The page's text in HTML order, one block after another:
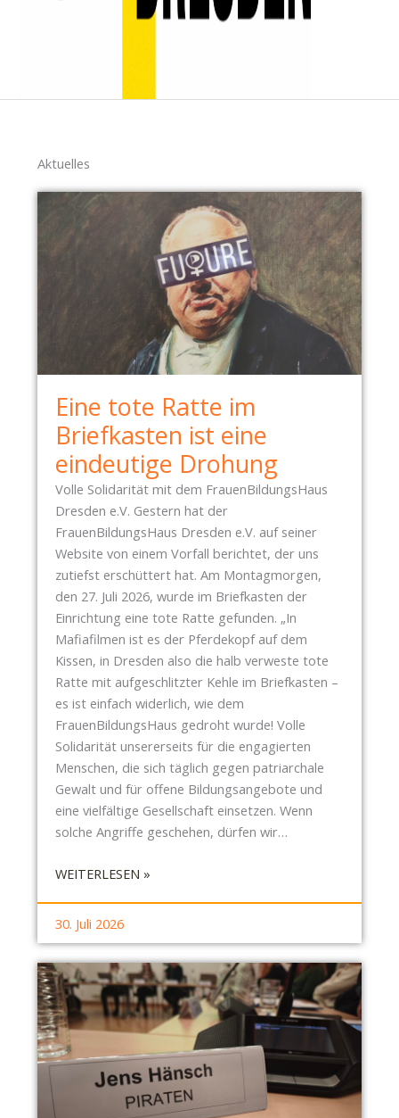
Aktuelles
Eine tote Ratte im
Briefkasten ist eine
eindeutige Drohung
Volle Solidarität mit dem FrauenBildungsHaus
Dresden e.V. Gestern hat der
FrauenBildungsHaus Dresden e.V. auf seiner
Website von einem Vorfall berichtet, der uns
zutiefst erschüttert hat. Am Montagmorgen,
den 27. Juli 2026, wurde im Briefkasten der
Einrichtung eine tote Ratte gefunden. „In
Mafiafilmen ist es der Pferdekopf auf dem
Kissen, in Dresden also die halb verweste tote
Ratte mit aufgeschlitzter Kehle im Briefkasten –
es ist einfach widerlich, wie dem
FrauenBildungsHaus gedroht wurde! Volle
Solidarität unsererseits für die engagierten
Menschen, die sich täglich gegen patriarchale
Gewalt und für offene Bildungsangebote und
eine vielfältige Gesellschaft einsetzen. Wenn
solche Angriffe geschehen, dürfen wir…
WEITERLESEN »:
E
T
O
T
R
A
T
30. Juli 2026